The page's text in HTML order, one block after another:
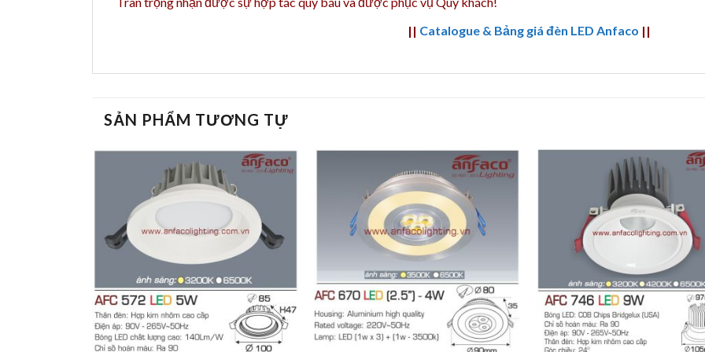
|| Catalogue & Bảng giá đèn LED Anfaco ||
SẢN PHẨM TƯƠNG TỰ
+ + +